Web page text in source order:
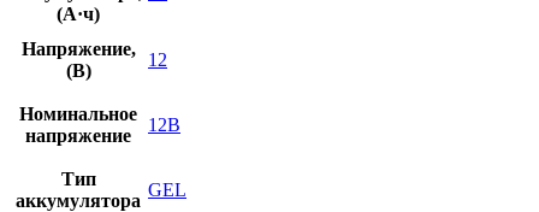
(А·ч)
Напряжение,
(В)
12
Номинальное
напряжение
12В
Тип
аккумулятора
GEL